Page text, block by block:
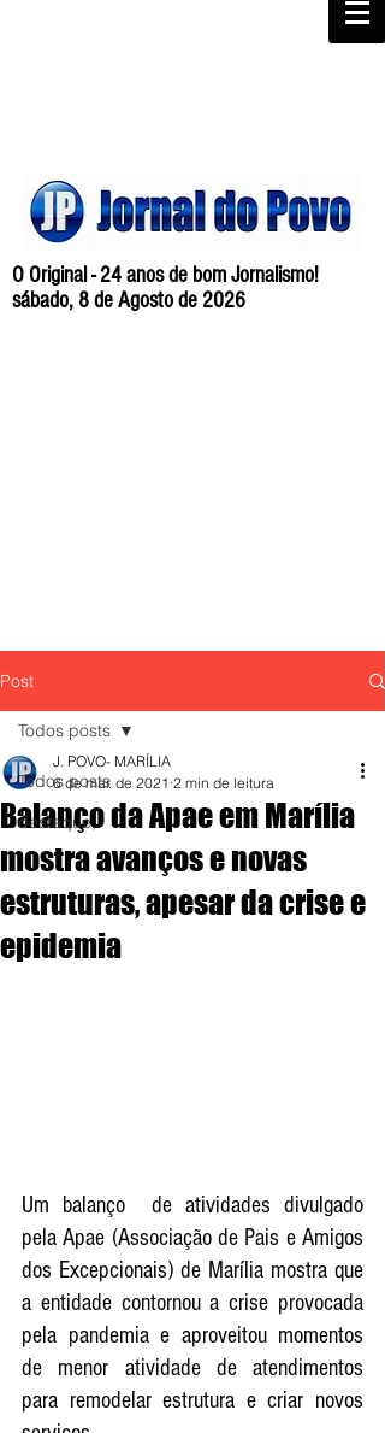
O Original - 24 anos de bom Jornalismo!
sábado, 8 de Agosto de 2026
Post
Todos posts
destaque,
Todos posts
Balanço da Apae em Marília
mostra avanços e novas
estruturas, apesar da crise e
epidemia
J. POVO- MARÍLIA
6 de mar. de 2021 2 min de leitura
Um balanço  de atividades divulgado
pela Apae (Associação de Pais e Amigos
dos Excepcionais) de Marília mostra que
a entidade contornou a crise provocada
pela pandemia e aproveitou momentos
de menor atividade de atendimentos
para remodelar estrutura e criar novos